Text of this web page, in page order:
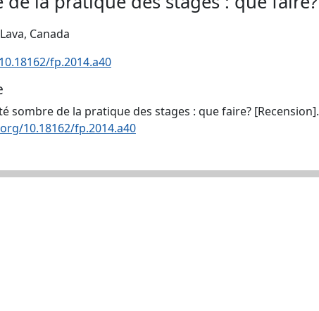
Canada
fp.2014.a40
sombre de la pratique des stages : que faire? [Recension].
10.18162/fp.2014.a40